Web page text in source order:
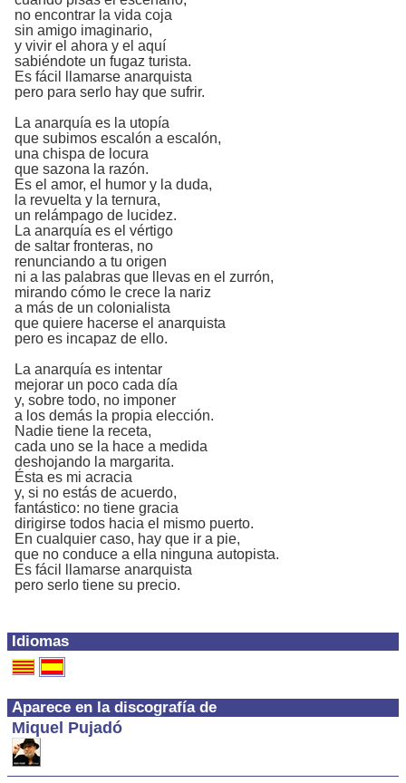
Idiomas
Aparece en la discografía de
Miquel Pujadó
no encontrar la vida coja
sin amigo imaginario,
y vivir el ahora y el aquí
sabiéndote un fugaz turista.
Es fácil llamarse anarquista
pero para serlo hay que sufrir.
La anarquía es la utopía
que subimos escalón a escalón,
una chispa de locura
que sazona la razón.
Es el amor, el humor y la duda,
la revuelta y la ternura,
un relámpago de lucidez.
La anarquía es el vértigo
de saltar fronteras, no
renunciando a tu origen
ni a las palabras que llevas en el zurrón,
mirando cómo le crece la nariz
a más de un colonialista
que quiere hacerse el anarquista
pero es incapaz de ello.
La anarquía es intentar
mejorar un poco cada día
y, sobre todo, no imponer
a los demás la propia elección.
Nadie tiene la receta,
cada uno se la hace a medida
deshojando la margarita.
Ésta es mi acracia
y, si no estás de acuerdo,
fantástico: no tiene gracia
dirigirse todos hacia el mismo puerto.
En cualquier caso, hay que ir a pie,
que no conduce a ella ninguna autopista.
Es fácil llamarse anarquista
pero serlo tiene su precio.